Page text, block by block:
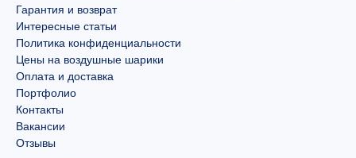
Гарантия и возврат
Интересные статьи
Политика конфиденциальности
Цены на воздушные шарики
Оплата и доставка
Портфолио
Контакты
Вакансии
Отзывы